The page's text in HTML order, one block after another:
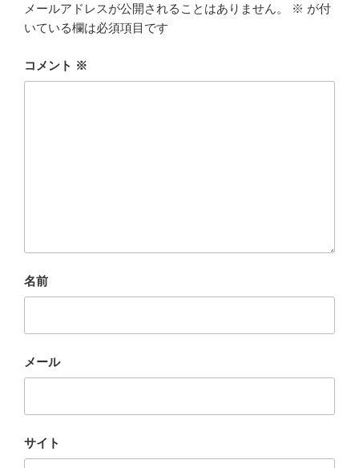
k
メールアドレスが公開されることはありません。 ※ が付
いている欄は必須項目です
コメント ※
名前
メール
サイト